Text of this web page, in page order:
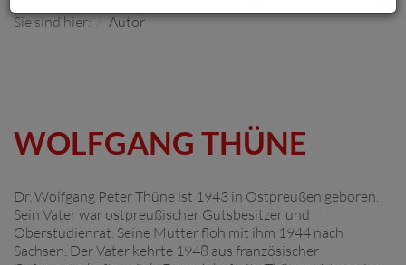
Sie sind hier: Autor
WOLFGANG THÜNE
Dr. Wolfgang Peter Thüne ist 1943 in Ostpreußen geboren.
Sein Vater war ostpreußischer Gutsbesitzer und
Oberstudienrat. Seine Mutter floh mit ihm 1944 nach
Sachsen. Der Vater kehrte 1948 aus französischer